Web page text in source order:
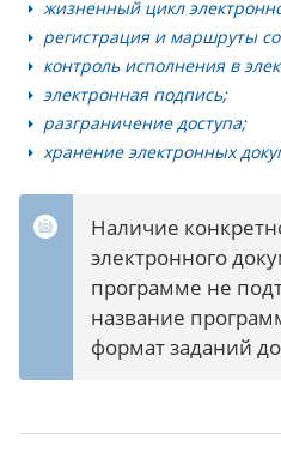
жизненный цикл
регистрация и маршруты
контроль исполнения в
электронная подпись;
разграничение доступа;
хранение электронных
Наличие
электронного
программе не
название
формат заданий